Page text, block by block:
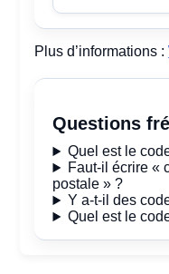
Plus d’informations :
Questions
Quel est le
Faut-il écrire «
postale » ?
Y a-t-il des
Quel est le